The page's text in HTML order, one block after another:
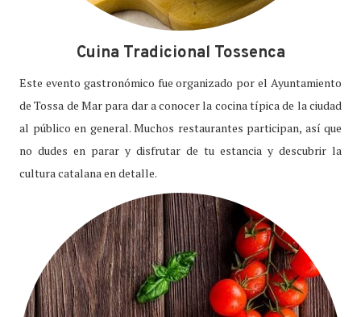
Cuina Tradicional Tossenca
Este evento gastronómico fue organizado por el Ayuntamiento
de Tossa de Mar para dar a conocer la cocina típica de la ciudad
al público en general. Muchos restaurantes participan, así que
no dudes en parar y disfrutar de tu estancia y descubrir la
cultura catalana en detalle.